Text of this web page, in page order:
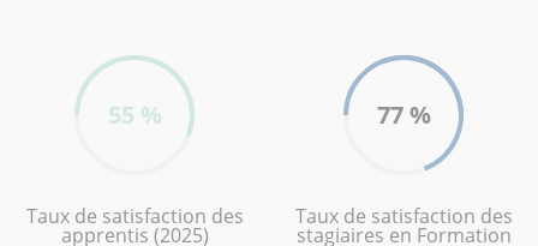
55 %
Taux de satisfaction des
apprentis (2025)
77 %
Taux de satisfaction des
stagiaires en Formation